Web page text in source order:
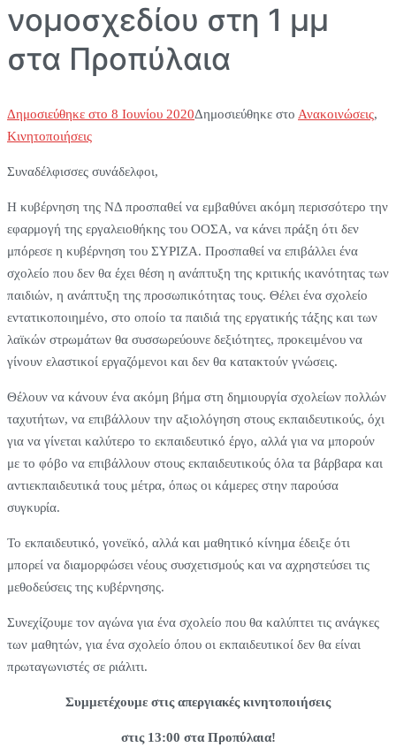
νομοσχεδίου στη 1 μμ
στα Προπύλαια
Δημοσιεύθηκε στο 8 Ιουνίου 2020Δημοσιεύθηκε στο Ανακοινώσεις,
Κινητοποιήσεις
Συναδέλφισσες συνάδελφοι,
Η κυβέρνηση της ΝΔ προσπαθεί να εμβαθύνει ακόμη περισσότερο την
εφαρμογή της εργαλειοθήκης του ΟΟΣΑ, να κάνει πράξη ότι δεν
μπόρεσε η κυβέρνηση του ΣΥΡΙΖΑ. Προσπαθεί να επιβάλλει ένα
σχολείο που δεν θα έχει θέση η ανάπτυξη της κριτικής ικανότητας των
παιδιών, η ανάπτυξη της προσωπικότητας τους. Θέλει ένα σχολείο
εντατικοποιημένο, στο οποίο τα παιδιά της εργατικής τάξης και των
λαϊκών στρωμάτων θα συσσωρεύουνε δεξιότητες, προκειμένου να
γίνουν ελαστικοί εργαζόμενοι και δεν θα κατακτούν γνώσεις.
Θέλουν να κάνουν ένα ακόμη βήμα στη δημιουργία σχολείων πολλών
ταχυτήτων, να επιβάλλουν την αξιολόγηση στους εκπαιδευτικούς, όχι
για να γίνεται καλύτερο το εκπαιδευτικό έργο, αλλά για να μπορούν
με το φόβο να επιβάλλουν στους εκπαιδευτικούς όλα τα βάρβαρα και
αντιεκπαιδευτικά τους μέτρα, όπως οι κάμερες στην παρούσα
συγκυρία.
Το εκπαιδευτικό, γονεϊκό, αλλά και μαθητικό κίνημα έδειξε ότι
μπορεί να διαμορφώσει νέους συσχετισμούς και να αχρηστεύσει τις
μεθοδεύσεις της κυβέρνησης.
Συνεχίζουμε τον αγώνα για ένα σχολείο που θα καλύπτει τις ανάγκες
των μαθητών, για ένα σχολείο όπου οι εκπαιδευτικοί δεν θα είναι
πρωταγωνιστές σε ριάλιτι.
Συμμετέχουμε στις απεργιακές κινητοποιήσεις
στις 13:00 στα Προπύλαια!